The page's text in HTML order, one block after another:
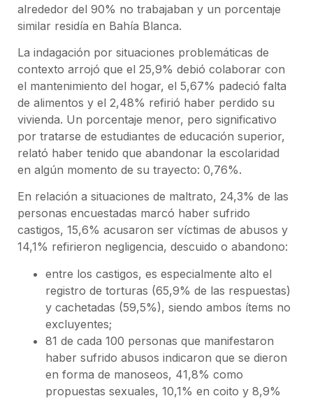
alrededor del 90% no trabajaban y un porcentaje
similar residía en Bahía Blanca.
La indagación por situaciones problemáticas de
contexto arrojó que el 25,9% debió colaborar con
el mantenimiento del hogar, el 5,67% padeció falta
de alimentos y el 2,48% refirió haber perdido su
vivienda. Un porcentaje menor, pero significativo
por tratarse de estudiantes de educación superior,
relató haber tenido que abandonar la escolaridad
en algún momento de su trayecto: 0,76%.
En relación a situaciones de maltrato, 24,3% de las
personas encuestadas marcó haber sufrido
castigos, 15,6% acusaron ser víctimas de abusos y
14,1% refirieron negligencia, descuido o abandono:
entre los castigos, es especialmente alto el
registro de torturas (65,9% de las respuestas)
y cachetadas (59,5%), siendo ambos ítems no
excluyentes;
81 de cada 100 personas que manifestaron
haber sufrido abusos indicaron que se dieron
en forma de manoseos, 41,8% como
propuestas sexuales, 10,1% en coito y 8,9%